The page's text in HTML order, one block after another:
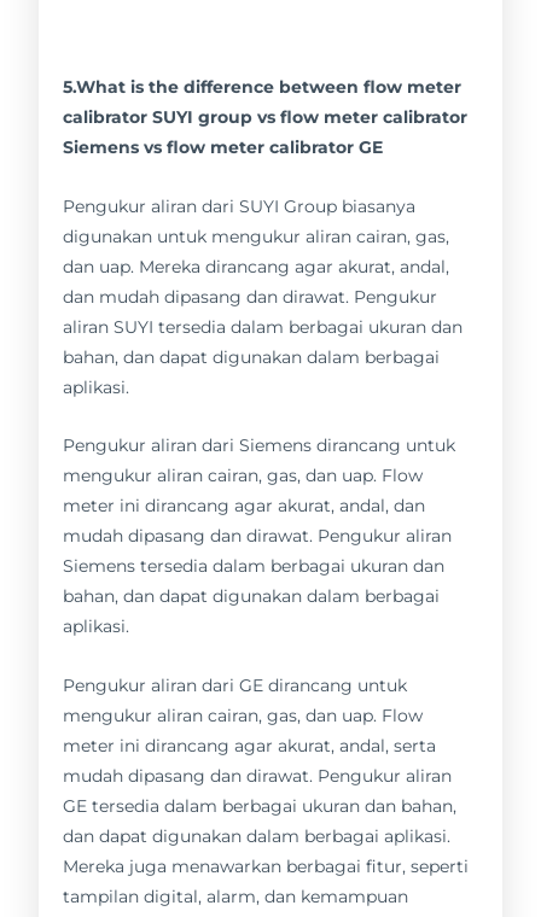
5.What is the difference between flow meter
calibrator SUYI group vs flow meter calibrator
Siemens vs flow meter calibrator GE
Pengukur aliran dari SUYI Group biasanya
digunakan untuk mengukur aliran cairan, gas,
dan uap. Mereka dirancang agar akurat, andal,
dan mudah dipasang dan dirawat. Pengukur
aliran SUYI tersedia dalam berbagai ukuran dan
bahan, dan dapat digunakan dalam berbagai
aplikasi.
Pengukur aliran dari Siemens dirancang untuk
mengukur aliran cairan, gas, dan uap. Flow
meter ini dirancang agar akurat, andal, dan
mudah dipasang dan dirawat. Pengukur aliran
Siemens tersedia dalam berbagai ukuran dan
bahan, dan dapat digunakan dalam berbagai
aplikasi.
Pengukur aliran dari GE dirancang untuk
mengukur aliran cairan, gas, dan uap. Flow
meter ini dirancang agar akurat, andal, serta
mudah dipasang dan dirawat. Pengukur aliran
GE tersedia dalam berbagai ukuran dan bahan,
dan dapat digunakan dalam berbagai aplikasi.
Mereka juga menawarkan berbagai fitur, seperti
tampilan digital, alarm, dan kemampuan